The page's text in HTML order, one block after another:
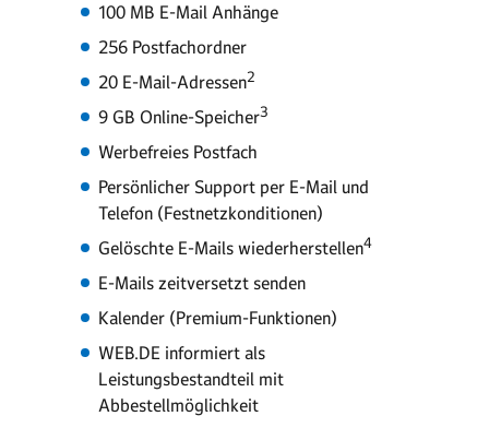
100 MB E-Mail Anhänge
256 Postfachordner
20 E-Mail-Adressen2
9 GB Online-Speicher3
Werbefreies Postfach
Persönlicher Support per E-Mail und
Telefon (Festnetzkonditionen)
Gelöschte E-Mails wiederherstellen4
E-Mails zeitversetzt senden
Kalender (Premium-Funktionen)
WEB.DE informiert als
Leistungsbestandteil mit
Abbestellmöglichkeit